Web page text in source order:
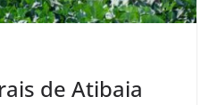
de Atibaia